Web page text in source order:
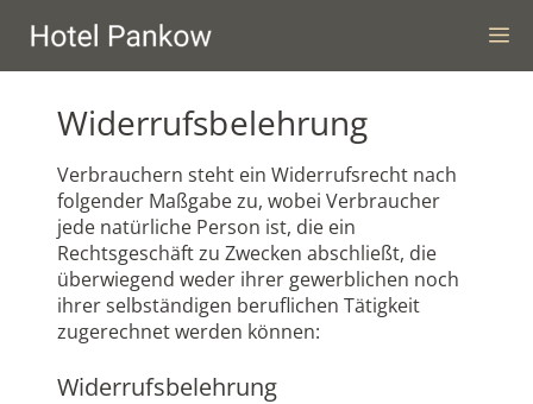
Widerrufsbelehrung
Verbrauchern steht ein Widerrufsrecht nach
folgender Maßgabe zu, wobei Verbraucher
jede natürliche Person ist, die ein
Rechtsgeschäft zu Zwecken abschließt, die
überwiegend weder ihrer gewerblichen noch
ihrer selbständigen beruflichen Tätigkeit
zugerechnet werden können:
Widerrufsbelehrung